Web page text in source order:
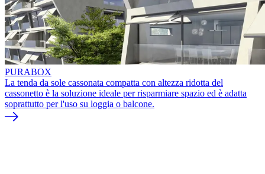
PURABOX
La tenda da sole cassonata compatta con altezza ridotta del
cassonetto è la soluzione ideale per risparmiare spazio ed è adatta
soprattutto per l'uso su loggia o balcone.